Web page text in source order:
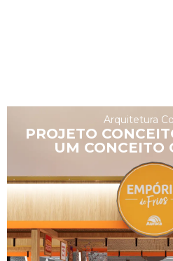
Arquitetura
PROJETO
UM CONCEITO